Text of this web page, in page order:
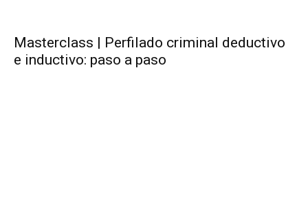
Masterclass | Perfilado criminal deductivo
e inductivo: paso a paso